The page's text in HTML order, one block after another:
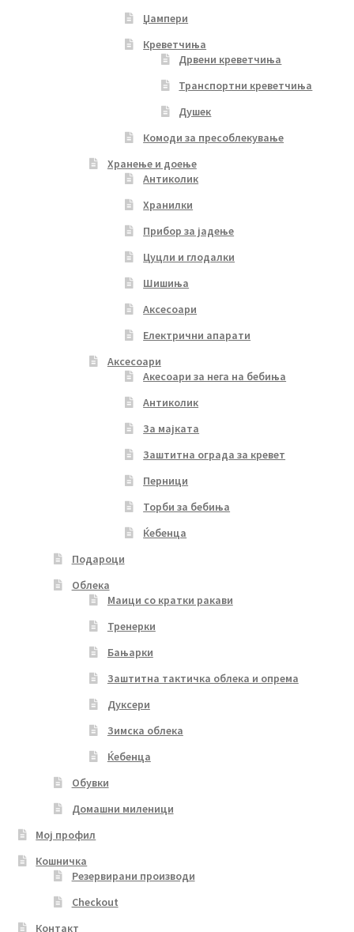
Џампери
Креветчиња
Дрвени креветчиња
Транспортни креветчиња
Душек
Комоди за пресоблекување
Хранење и доење
Антиколик
Хранилки
Прибор за јадење
Цуцли и глодалки
Шишиња
Аксесоари
Електрични апарати
Аксесоари
Акесоари за нега на бебиња
Антиколик
За мајката
Заштитна ограда за кревет
Перници
Торби за бебиња
Ќебенца
Подароци
Облека
Маици со кратки ракави
Тренерки
Бањарки
Заштитна тактичка облека и опрема
Дуксери
Зимска облека
Ќебенца
Обувки
Домашни миленици
Мој профил
Кошничка
Резервирани производи
Checkout
Контакт